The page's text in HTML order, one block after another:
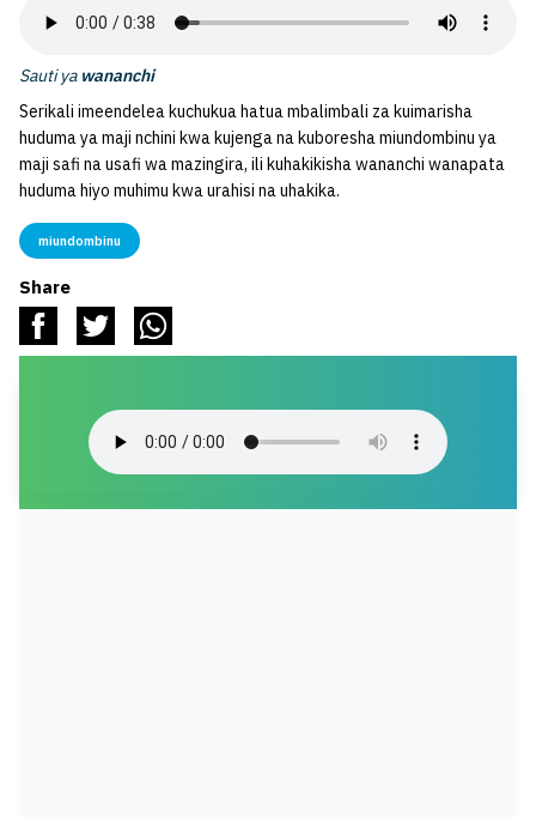
Sauti ya wananchi
Serikali imeendelea kuchukua hatua mbalimbali za kuimarisha
huduma ya maji nchini kwa kujenga na kuboresha miundombinu ya
maji safi na usafi wa mazingira, ili kuhakikisha wananchi wanapata
huduma hiyo muhimu kwa urahisi na uhakika.
miundombinu
Share